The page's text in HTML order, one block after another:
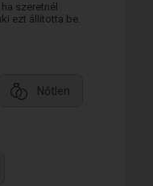
szeretnél
ezt állította be.
Nőtlen